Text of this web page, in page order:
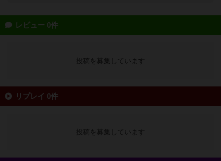
レビュー 0件
投稿を募集しています
リプレイ 0件
投稿を募集しています